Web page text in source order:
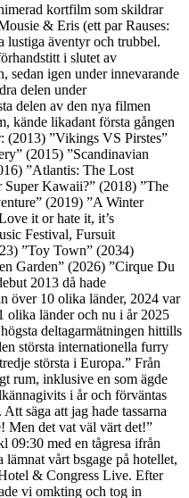
kortfilm som skildrar
& Eris (ett par Rauses:
lustiga äventyr och trubbel.
i slutet av
sedan igen under innevarande
delen under
delen av den nya filmen
kände likadant första gången
(2013) ”Vikings VS Pirstes”
(2015) ”Scandinavian
”Atlantis: The Lost
Super Kawaii?” (2018) ”The
(2019) ”A Winter
it or hate it, it’s
Festival, Fursuit
”Toy Town” (2034)
Garden” (2026) ”Cirque Du
2013 då hade
över 10 olika länder, 2024 var
olika länder och nu i år 2025
deltagarmätningen hittills
största internationella furry
största i Europa.” Från
rum, inklusive en som ägde
i år och förväntas
säga att jag hade tassarna
Men det vat väl värt det!”
09:30 med en tågresa ifrån
vårt bsgage på hotellet,
& Congress Live. Efter
vi omkting och tog in